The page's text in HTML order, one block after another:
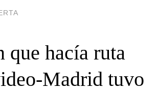
que hacía ruta
Madrid tuvo